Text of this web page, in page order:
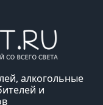
алкогольные
и